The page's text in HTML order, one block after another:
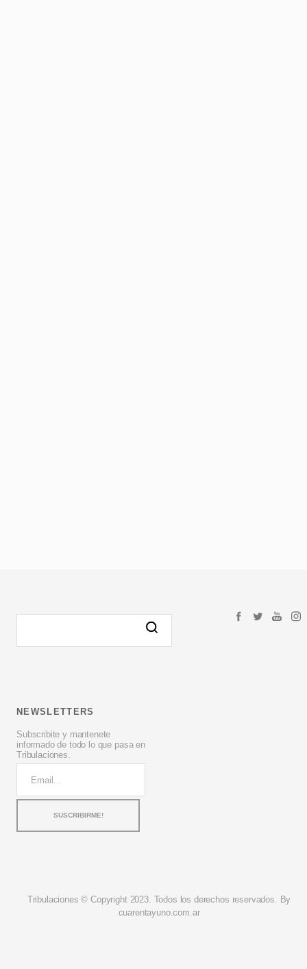
NEWSLETTERS
Subscribite y mantenete
informado de todo lo que pasa en
Tribulaciones.
Tribulaciones © Copyright 2023. Todos los derechos reservados. By
cuarentayuno.com.ar